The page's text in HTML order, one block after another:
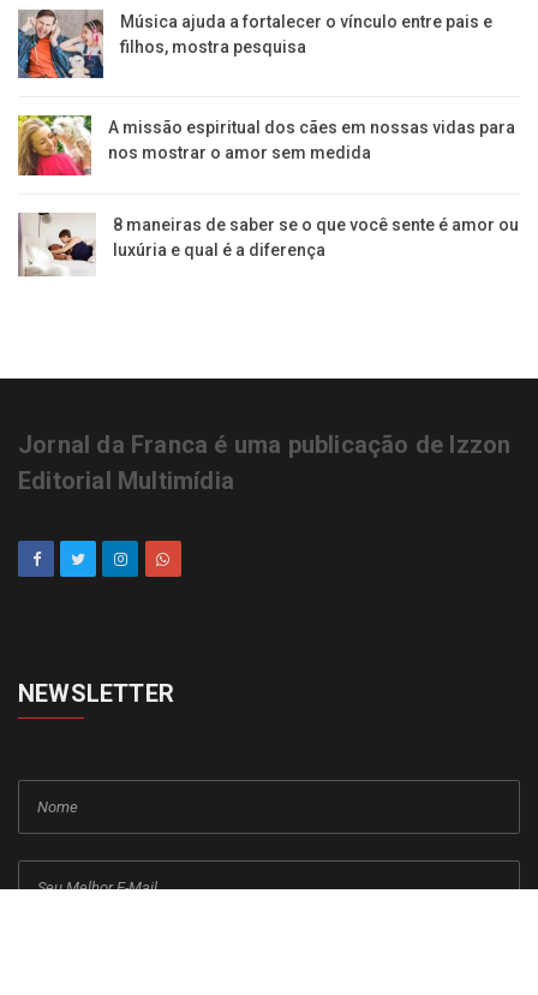
Música ajuda a fortalecer o vínculo entre pais e
filhos, mostra pesquisa
A missão espiritual dos cães em nossas vidas para
nos mostrar o amor sem medida
8 maneiras de saber se o que você sente é amor ou
luxúria e qual é a diferença
Jornal da Franca é uma publicação de Izzon
Editorial Multimídia
NEWSLETTER